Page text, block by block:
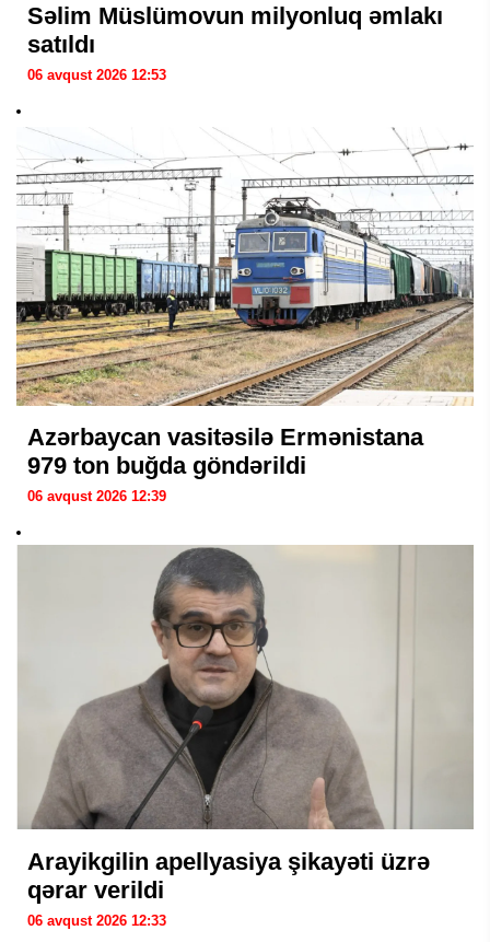
Səlim Müslümovun milyonluq əmlakı
satıldı
06 avqust 2026 12:53
Azərbaycan vasitəsilə Ermənistana
979 ton buğda göndərildi
06 avqust 2026 12:39
Arayikgilin apellyasiya şikayəti üzrə
qərar verildi
06 avqust 2026 12:33